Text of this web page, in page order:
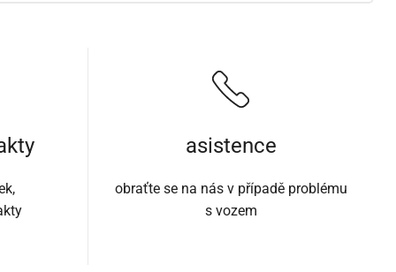
asistence
obraťte se na nás v případě problému
s vozem